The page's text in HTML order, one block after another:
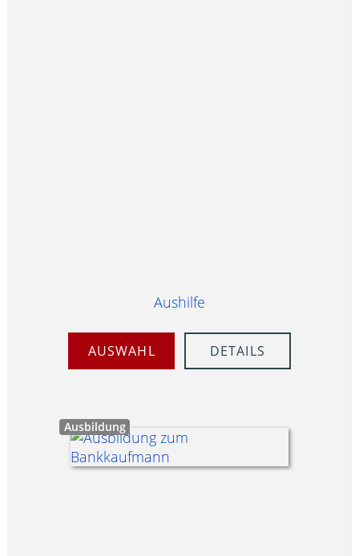
Aushilfe
AUSWAHL DETAILS
Ausbildung